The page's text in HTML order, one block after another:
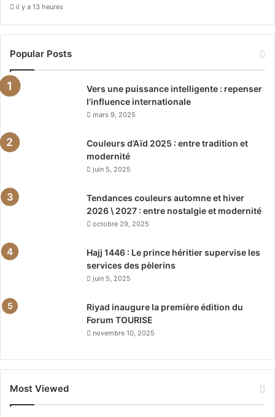
il y a 13 heures
Popular Posts
Vers une puissance intelligente : repenser
l’influence internationale
mars 9, 2025
Couleurs d’Aïd 2025 : entre tradition et
modernité
juin 5, 2025
Tendances couleurs automne et hiver
2026 \ 2027 : entre nostalgie et modernité
octobre 29, 2025
Hajj 1446 : Le prince héritier supervise les
services des pèlerins
juin 5, 2025
Riyad inaugure la première édition du
Forum TOURISE
novembre 10, 2025
Most Viewed